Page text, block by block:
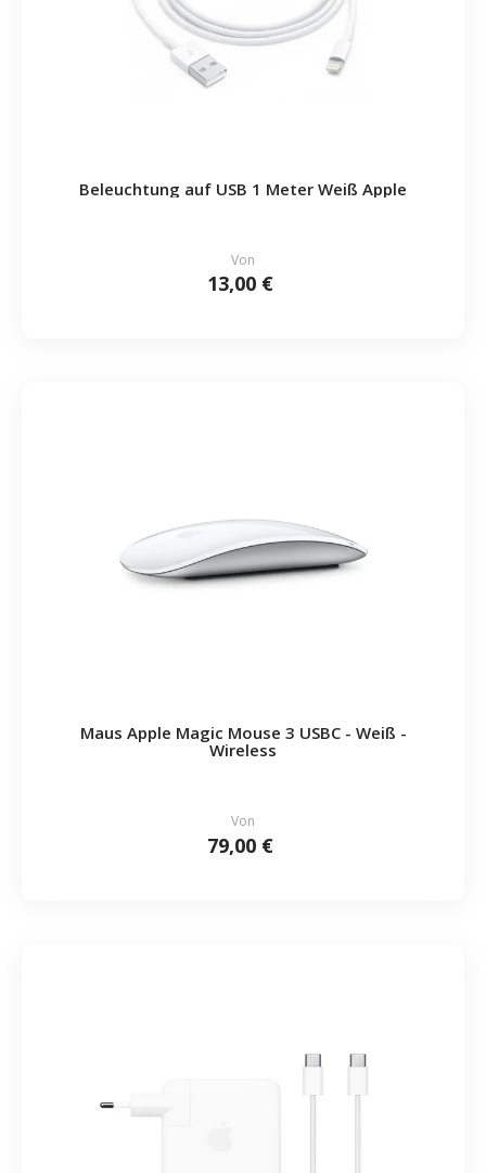
Beleuchtung auf USB 1 Meter Weiß Apple
Von
13,00 €
Maus Apple Magic Mouse 3 USBC - Weiß -
Wireless
Von
79,00 €